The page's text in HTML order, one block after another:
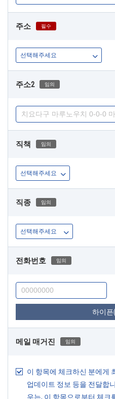
주소 필수
주소2 임의
직책 임의
직종 임의
전화번호 임의
하이픈
메일 매거진 임의
이 항목에 체크하신 분에게
업데이트 정보 등을 전달합
우는, 이 항목으로부터 체크